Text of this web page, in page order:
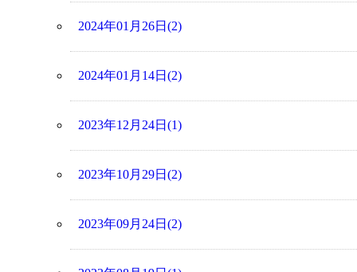
2024年01月26日(2)
2024年01月14日(2)
2023年12月24日(1)
2023年10月29日(2)
2023年09月24日(2)